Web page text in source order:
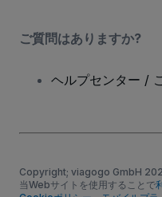
ご質問はありますか?
ヘルプセンター /
Copyright; viagogo GmbH
当Webサイトを使用することで